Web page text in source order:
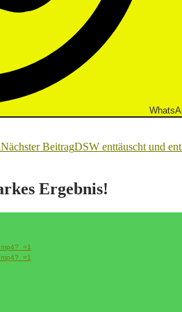
Nächster BeitragDSW enttäuscht und
Ergebnis!